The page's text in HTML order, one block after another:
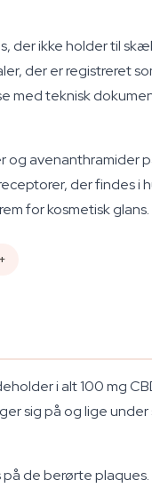
der ikke holder til
der er registreret
med teknisk
og avenanthramider
der findes i
for kosmetisk glans.
i alt 100 mg
sig på og lige
de berørte plaques.